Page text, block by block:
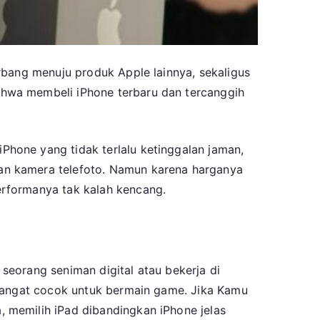
menuju produk Apple lainnya, sekaligus
membeli iPhone terbaru dan tercanggih
yang tidak terlalu ketinggalan jaman,
kamera telefoto. Namun karena harganya
tak kalah kencang.
seniman digital atau bekerja di
cocok untuk bermain game. Jika Kamu
iPad dibandingkan iPhone jelas